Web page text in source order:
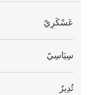
عَسْكَرِيّ
سِِيَاسِيّ
تُدِيرُ